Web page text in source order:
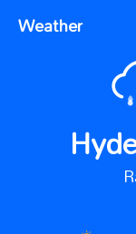
Weather